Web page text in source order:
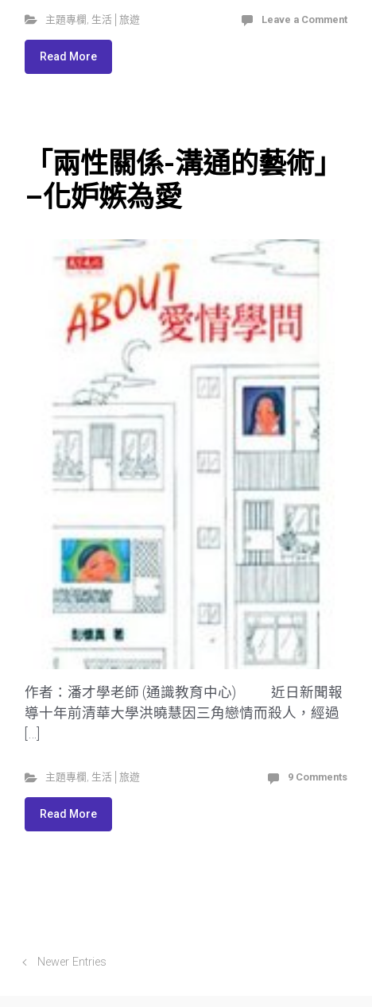
主題專欄 生活│旅遊 Leave a Comment
Read More
「兩性關係-溝通的藝術」
–化妒嫉為愛
作者：潘才學老師 (通識教育中心) 近日新聞報
導十年前清華大學洪曉慧因三角戀情而殺人，經過
主題專欄 生活│旅遊 9 Comments
Read More
Newer Entries